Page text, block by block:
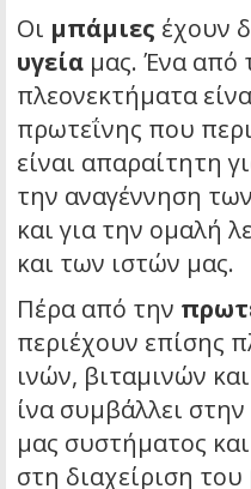
Οι μπάμιες έχουν
υγεία μας. Ένα από
πλεονεκτήματα
πρωτεΐνης που
είναι απαραίτητη
την αναγέννηση
και για την ομαλή
και των ιστών μας.
Πέρα από την
περιέχουν επίσης
ινών, βιταμινών
ίνα συμβάλλει στην
μας συστήματος
στη διαχείριση